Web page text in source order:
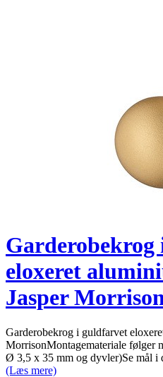
eloxeret
Jasper
Garderobekrog i guldfarvet
MorrisonMontagemateriale følger
Ø 3,5 x 35 mm og dyvler)Se mål i
(Læs mere)